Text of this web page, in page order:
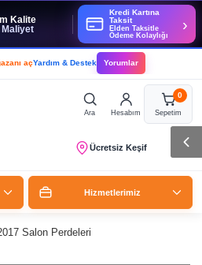
Kalite
Kredi Kartına
Taksit
Elden Taksitle
Ödeme Kolaylığı
›
açYardım & Destek Yorumlar
Ara Hesabım
0
Sepetim
Ücretsiz Keşif
Hizmetlerimiz
Salon Perdeleri